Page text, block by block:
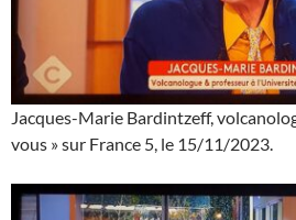
Jacques-Marie Bardintzeff,
vous » sur France 5, le 15/11/2023.